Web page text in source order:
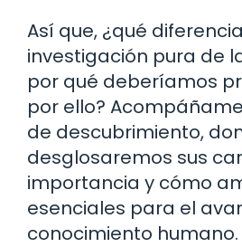
Así que, ¿qué
investigación pura de
por qué deberíamos
por ello?
de descubrimiento,
desglosaremos sus
importancia y cómo
esenciales para el
conocimiento humano.